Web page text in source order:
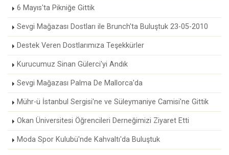
6 Mayıs'ta Pikniğe Gittik
Sevgi Mağazası Dostları ile Brunch'ta Buluştuk 23-05-2010
Destek Veren Dostlarımıza Teşekkürler
Kurucumuz Sinan Gülerci'yi Andık
Sevgi Mağazası Palma De Mallorca'da
Mühr-ü İstanbul Sergisi'ne ve Süleymaniye Camisi'ne Gittik
Okan Üniversitesi Öğrencileri Derneğimizi Ziyaret Etti
Moda Spor Kulubü'nde Kahvaltı'da Buluştuk